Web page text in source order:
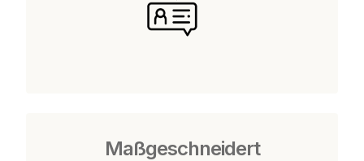
Maßgeschneidert